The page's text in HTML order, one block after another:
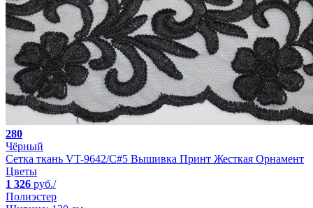
280
Чёрный
Сетка ткань VT-9642/C#5 Вышивка Принт Жесткая Орнамент
Цветы
1 326 руб./
Полиэстер